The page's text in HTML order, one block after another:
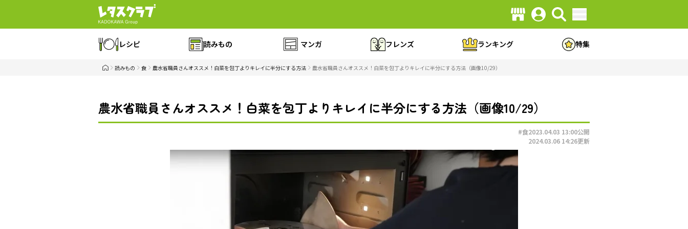
レシピ 読みもの マンガ フレンズ ランキング 特集
読みもの 食 農水省職員さんオススメ！白菜を包丁よりキレイに半分にする方法 農水省職員さんオススメ！白菜を包丁よりキレイに半分にする方法（画像10/29）
農水省職員さんオススメ！白菜を包丁よりキレイに半分にする方法（画像10/29）
#食2023.04.03 13:00公開
2024.03.06 14:26更新